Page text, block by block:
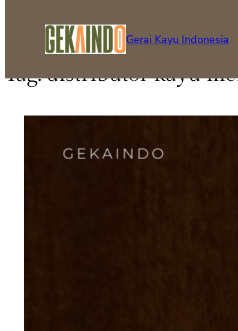
Gerai Kayu Indonesia
Tag:distributor kayu